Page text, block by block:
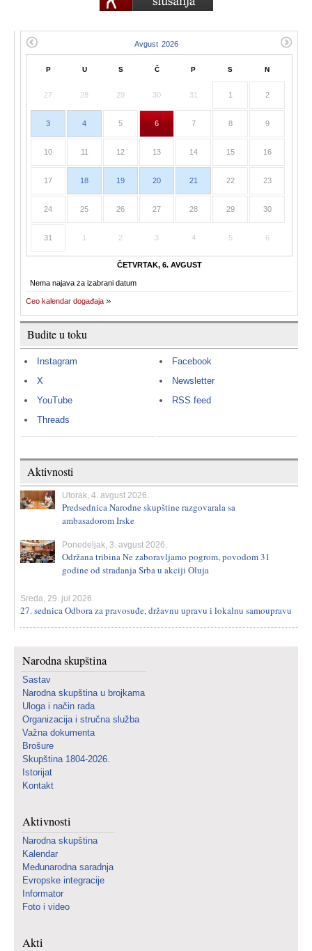
P U S Č P S N
27 28 29 30 31 1 2
3 4 5 6 7 8 9
10 11 12 13 14 15 16
17 18 19 20 21 22 23
24 25 26 27 28 29 30
31 1 2 3 4 5 6
ČETVRTAK, 6. AVGUST
Nema najava za izabrani datum
Ceo kalendar događaja
Budite u toku
Instagram
X
YouTube
Threads
Facebook
Newsletter
RSS feed
Aktivnosti
Utorak, 4. avgust 2026.
Predsednica Narodne skupštine razgovarala sa
ambasadorom Irske
Ponedeljak, 3. avgust 2026.
Održana tribina Ne zaboravljamo pogrom, povodom 31
godine od stradanja Srba u akciji Oluja
Sreda, 29. jul 2026.
27. sednica Odbora za pravosuđe, državnu upravu i lokalnu samoupravu
Narodna skupština
Sastav
Narodna skupština u brojkama
Uloga i način rada
Organizacija i stručna služba
Važna dokumenta
Brošure
Skupština 1804-2026.
Istorijat
Kontakt
Aktivnosti
Narodna skupština
Kalendar
Međunarodna saradnja
Evropske integracije
Informator
Foto i video
Akti